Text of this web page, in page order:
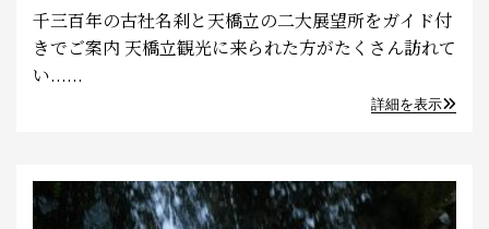
千三百年の古社名刹と天橋立の二大展望所をガイド付
きでご案内 天橋立観光に来られた方がたくさん訪れて
い......
詳細を表示